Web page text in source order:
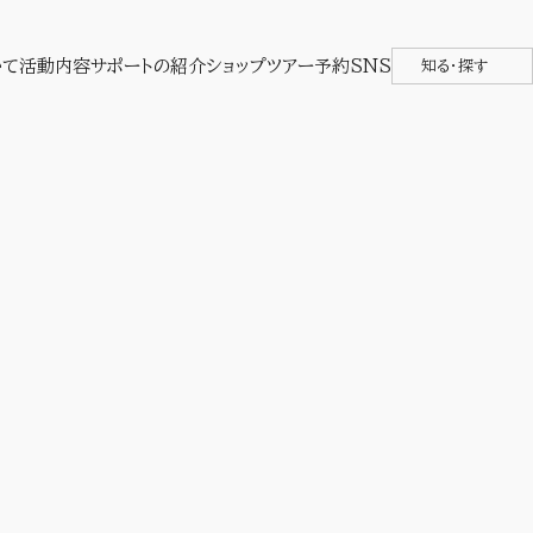
活動内容サポートの紹介ショップツアー予約SNS 知る・探す